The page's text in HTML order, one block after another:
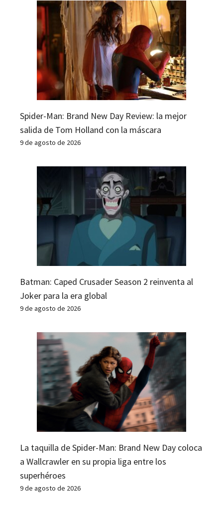
Spider-Man: Brand New Day Review: la mejor
salida de Tom Holland con la máscara
9 de agosto de 2026
Batman: Caped Crusader Season 2 reinventa al
Joker para la era global
9 de agosto de 2026
La taquilla de Spider-Man: Brand New Day coloca
a Wallcrawler en su propia liga entre los
superhéroes
9 de agosto de 2026